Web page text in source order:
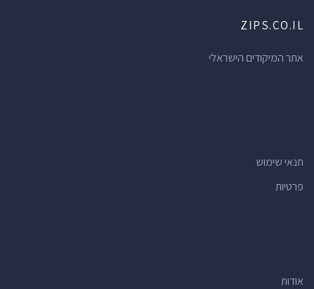
ZIPS.CO.IL
אתר המיקודים הישראלי
תנאי שימוש
פרטיות
אודות